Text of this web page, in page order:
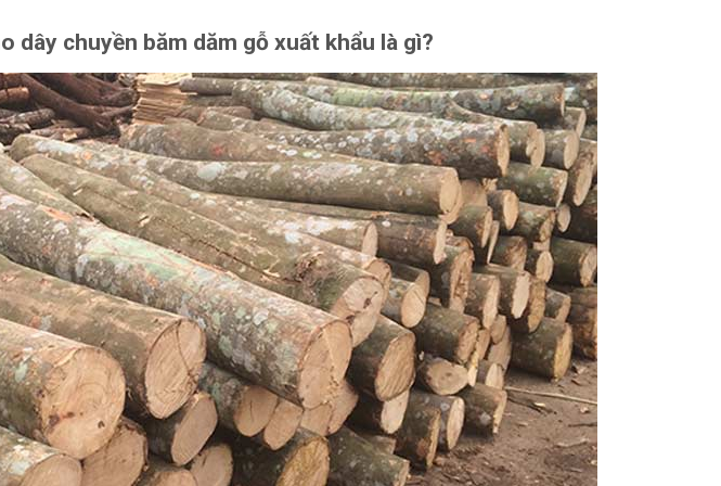
dây chuyền băm dăm gỗ xuất khẩu là gì?